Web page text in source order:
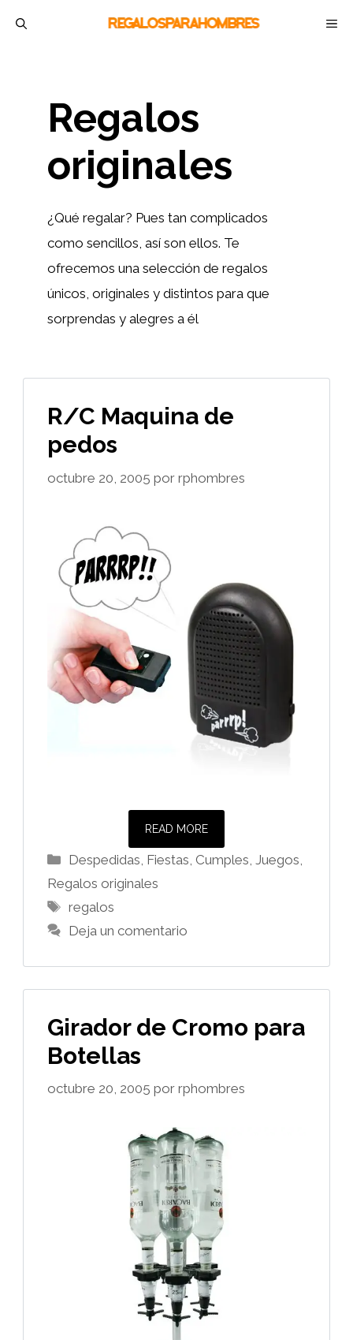
Regalos
originales
¿Qué regalar? Pues tan complicados
como sencillos, así son ellos. Te
ofrecemos una selección de regalos
únicos, originales y distintos para que
sorprendas y alegres a él
R/C Maquina de
pedos
octubre 20, 2005 por rphombres
READ MORE
Categorías
Despedidas, Fiestas, Cumples ,Juegos
Regalos originales
Etiquetas
regalos
Deja un comentario
Girador de Cromo para
Botellas
octubre 20, 2005 por rphombres